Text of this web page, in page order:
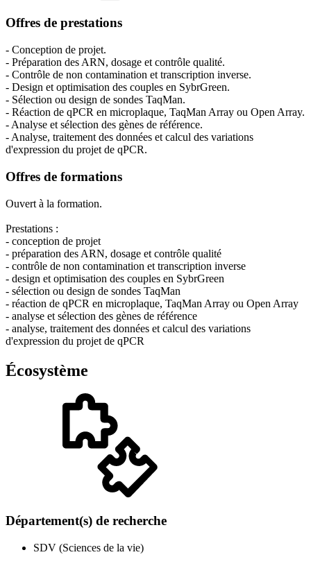
Offres de prestations
- Conception de projet.
- Préparation des ARN, dosage et contrôle qualité.
- Contrôle de non contamination et transcription inverse.
- Design et optimisation des couples en SybrGreen.
- Sélection ou design de sondes TaqMan.
- Réaction de qPCR en microplaque, TaqMan Array ou Open Array.
- Analyse et sélection des gènes de référence.
- Analyse, traitement des données et calcul des variations
d'expression du projet de qPCR.
Offres de formations
Ouvert à la formation.
Prestations :
- conception de projet
- préparation des ARN, dosage et contrôle qualité
- contrôle de non contamination et transcription inverse
- design et optimisation des couples en SybrGreen
- sélection ou design de sondes TaqMan
- réaction de qPCR en microplaque, TaqMan Array ou Open Array
- analyse et sélection des gènes de référence
- analyse, traitement des données et calcul des variations
d'expression du projet de qPCR
Écosystème
Département(s) de recherche
SDV (Sciences de la vie)